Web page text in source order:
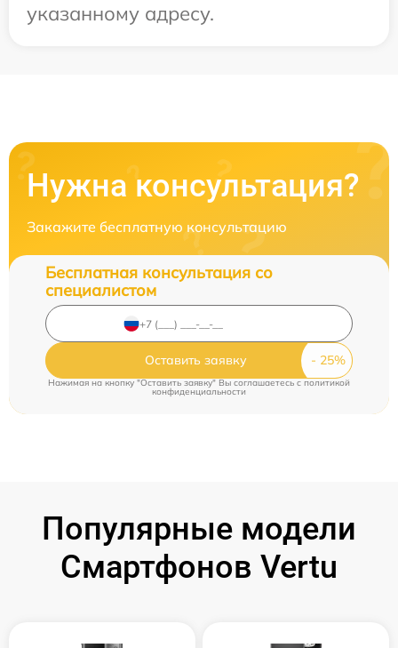
указанному адресу.
Нужна консультация?
Закажите бесплатную консультацию
Бесплатная консультация со
специалистом
Оставить заявку
Нажимая на кнопку "Оставить заявку" Вы соглашаетесь cполитикой
конфиденциальности
Популярные модели
Смартфонов Vertu